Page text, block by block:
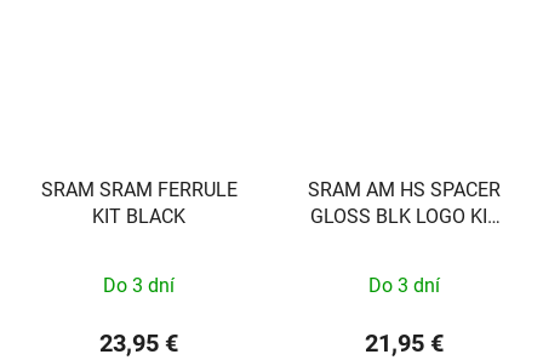
SRAM SRAM FERRULE
KIT BLACK
Do 3 dní
23,95 €
SRAM AM HS SPACER
GLOSS BLK LOGO KIT
Do 3 dní
21,95 €